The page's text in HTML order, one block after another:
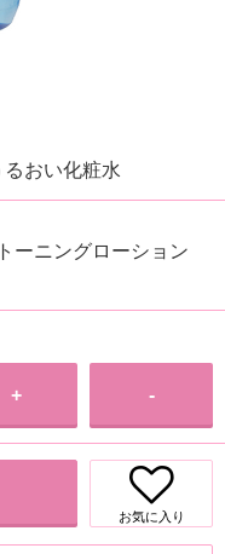
おい化粧水
ーニングローション
+ -
お気に入り